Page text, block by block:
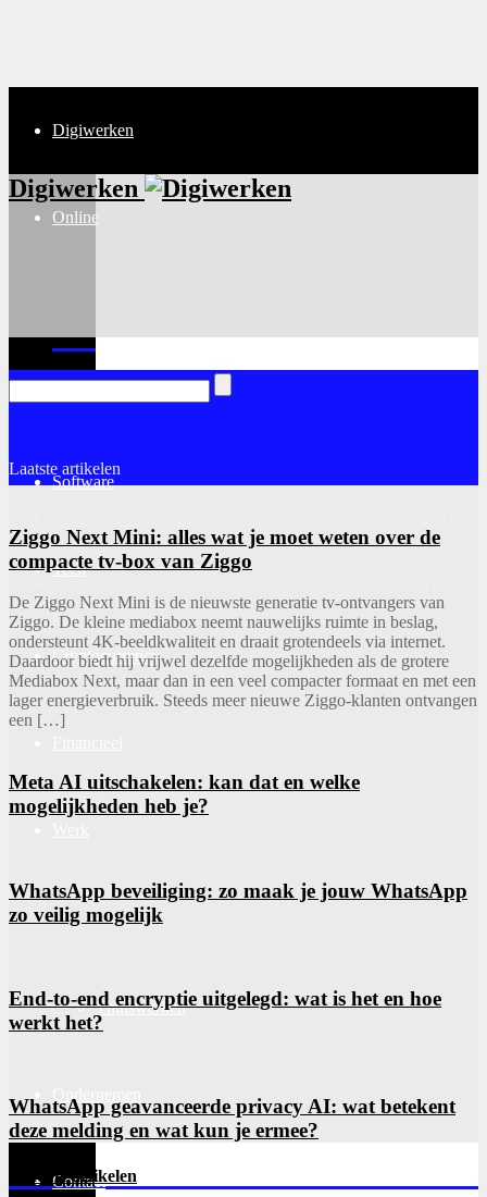
Digiwerken
Online
Software
Tech
Cryptocurrency
Thuiswerken
Contact
Digiwerken
Laatste artikelen
tv-box van Ziggo
je?
Ziggo Next Mini: alles wat je moet weten over de
compacte tv-box van Ziggo
De Ziggo Next Mini is de nieuwste generatie tv-ontvangers van
Ziggo. De kleine mediabox neemt nauwelijks ruimte in beslag,
ondersteunt 4K-beeldkwaliteit en draait grotendeels via internet.
Daardoor biedt hij vrijwel dezelfde mogelijkheden als de grotere
Mediabox Next, maar dan in een veel compacter formaat en met een
lager energieverbruik. Steeds meer nieuwe Ziggo-klanten ontvangen
een […]
Meta AI uitschakelen: kan dat en welke
mogelijkheden heb je?
WhatsApp beveiliging: zo maak je jouw WhatsApp
zo veilig mogelijk
End-to-end encryptie uitgelegd: wat is het en hoe
werkt het?
WhatsApp geavanceerde privacy AI: wat betekent
deze melding en wat kun je ermee?
Recente artikelen